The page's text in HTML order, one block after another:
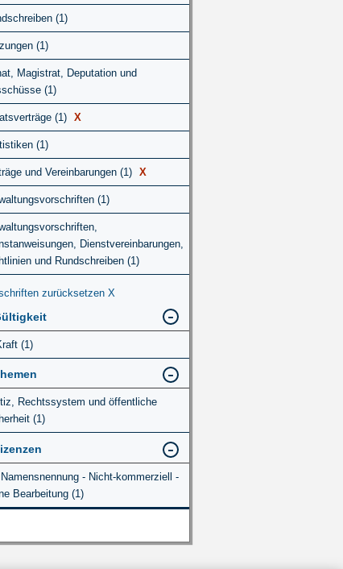
(1)
(1)
Magistrat, Deputation und
(1)
(1) X
(1)
und Vereinbarungen (1) X
(1)
Dienstvereinbarungen,
und Rundschreiben (1)
zurücksetzen X
(1)
Rechtssystem und öffentliche
(1)
- Nicht-kommerziell -
Bearbeitung (1)